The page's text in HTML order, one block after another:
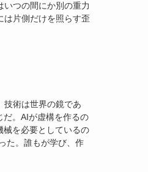
いつの間にか別の重力
は片側だけを照らす歪
技術は世界の鏡であ
だ。AIが虚構を作るの
械を必要としているの
た。誰もが学び、作